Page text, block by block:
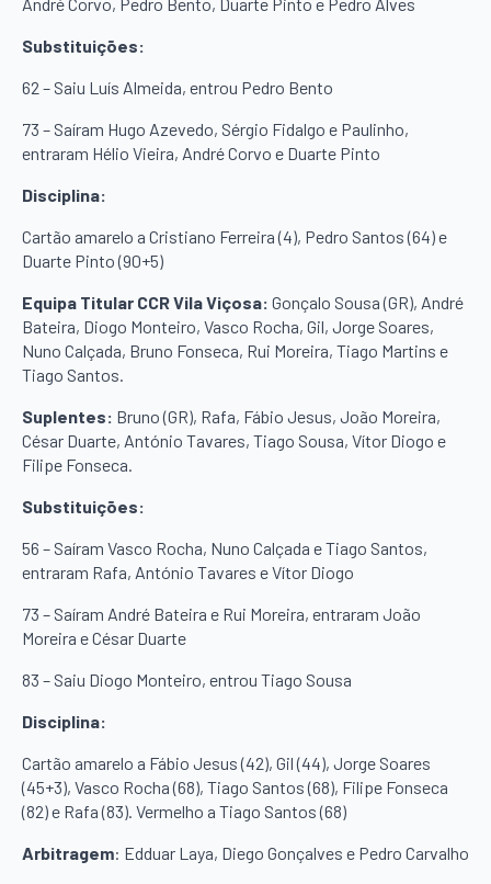
André Corvo, Pedro Bento, Duarte Pinto e Pedro Alves
Substituições:
62 – Saiu Luís Almeida, entrou Pedro Bento
73 – Saíram Hugo Azevedo, Sérgio Fidalgo e Paulinho,
entraram Hélio Vieira, André Corvo e Duarte Pinto
Disciplina:
Cartão amarelo a Cristiano Ferreira (4), Pedro Santos (64) e
Duarte Pinto (90+5)
Equipa Titular CCR Vila Viçosa: Gonçalo Sousa (GR), André
Bateira, Diogo Monteiro, Vasco Rocha, Gil, Jorge Soares,
Nuno Calçada, Bruno Fonseca, Rui Moreira, Tiago Martins e
Tiago Santos.
Suplentes: Bruno (GR), Rafa, Fábio Jesus, João Moreira,
César Duarte, António Tavares, Tiago Sousa, Vítor Diogo e
Filipe Fonseca.
Substituições:
56 – Saíram Vasco Rocha, Nuno Calçada e Tiago Santos,
entraram Rafa, António Tavares e Vítor Diogo
73 – Saíram André Bateira e Rui Moreira, entraram João
Moreira e César Duarte
83 – Saiu Diogo Monteiro, entrou Tiago Sousa
Disciplina:
Cartão amarelo a Fábio Jesus (42), Gil (44), Jorge Soares
(45+3), Vasco Rocha (68), Tiago Santos (68), Filipe Fonseca
(82) e Rafa (83). Vermelho a Tiago Santos (68)
Arbitragem: Edduar Laya, Diego Gonçalves e Pedro Carvalho